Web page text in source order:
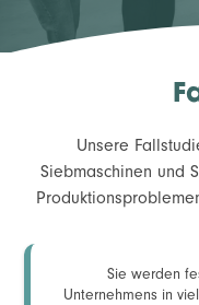
Unsere
Siebmaschinen und
Sie werden
Unternehmens in